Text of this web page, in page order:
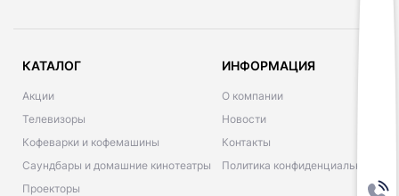
КАТАЛОГ
Акции
Телевизоры
Кофеварки и кофемашины
Саундбары и домашние кинотеатры
Проекторы
ИНФОРМАЦИЯ
О компании
Новости
Контакты
Политика конфиденциальности